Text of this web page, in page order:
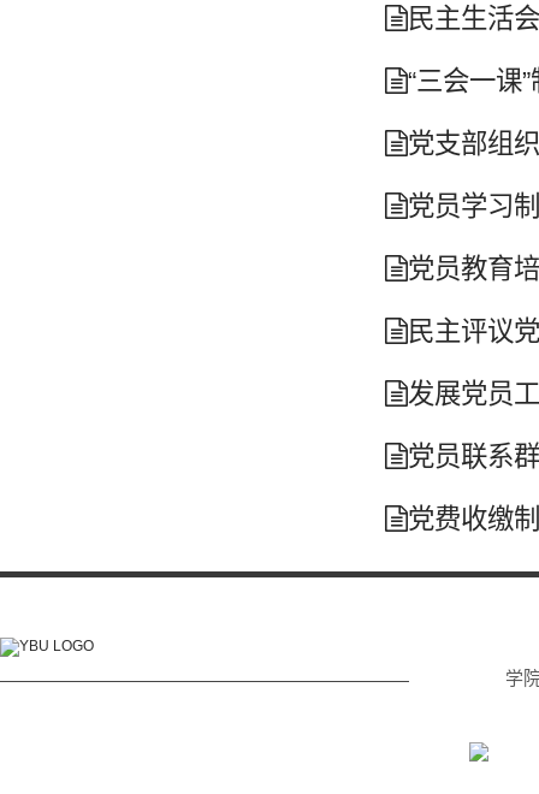
民主生活
“三会一课”
党支部组
党员学习
党员教育
民主评议
发展党员
党员联系
党费收缴
学